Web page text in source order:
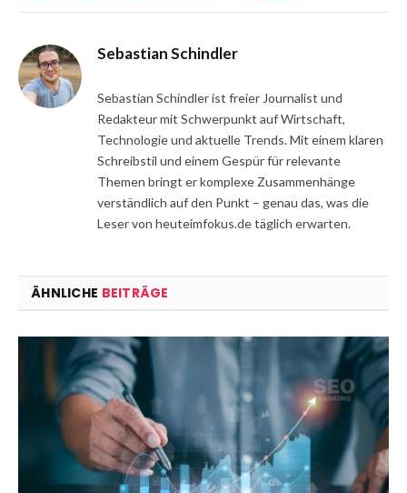
Sebastian Schindler
Sebastian Schindler ist freier Journalist und
Redakteur mit Schwerpunkt auf Wirtschaft,
Technologie und aktuelle Trends. Mit einem klaren
Schreibstil und einem Gespür für relevante
Themen bringt er komplexe Zusammenhänge
verständlich auf den Punkt – genau das, was die
Leser von heuteimfokus.de täglich erwarten.
ÄHNLICHE BEITRÄGE